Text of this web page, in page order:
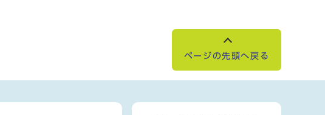
ページの先頭へ戻る